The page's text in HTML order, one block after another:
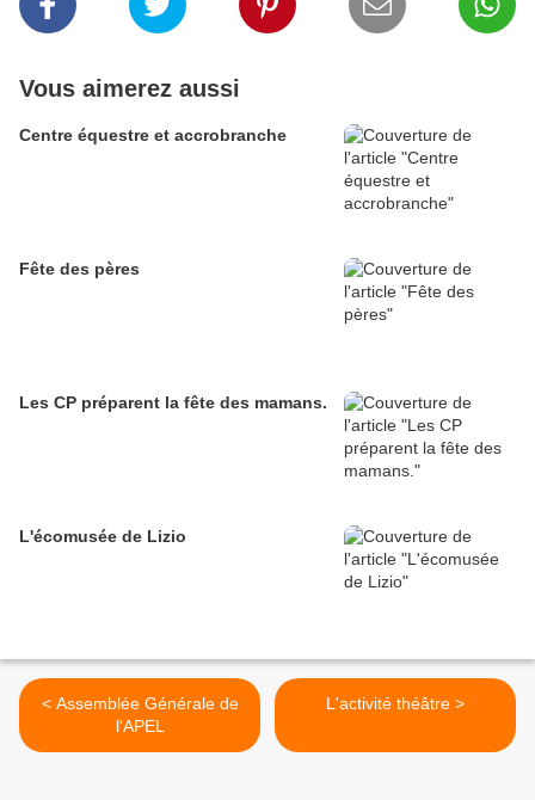
Vous aimerez aussi
Centre équestre et accrobranche
Fête des pères
Les CP préparent la fête des mamans.
L'écomusée de Lizio
< Assemblée Générale de
l'APEL
L'activité théâtre >